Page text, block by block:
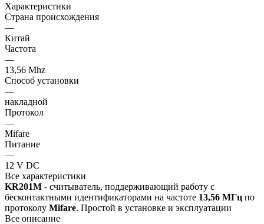
Характеристики
Страна происхождения
—
Китай
Частота
—
13,56 Mhz
Способ установки
—
накладной
Протокол
—
Mifare
Питание
—
12 V DC
Все характеристики
KR201M - считыватель, поддерживающий работу с
бесконтактными идентификаторами на частоте 13,56 МГц по
протоколу Mifare. Простой в установке и эксплуатации
Все описание